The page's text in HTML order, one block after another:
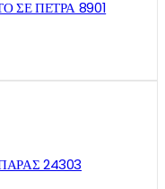
ΣΕ ΠΕΤΡΑ 8901
24303